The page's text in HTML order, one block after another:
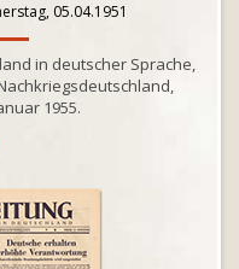
05.04.1951
in deutscher Sprache,
1955.